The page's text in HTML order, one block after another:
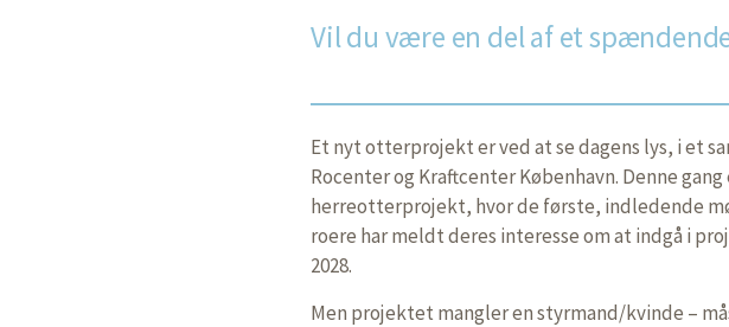
Vil du være en del af et
Et nyt otterprojekt er ved at se dagens lys, i et
Rocenter og Kraftcenter København. Denne
herreotterprojekt, hvor de første, indledende
roere har meldt deres interesse om at indgå i
2028.
Men projektet mangler en styrmand/kvinde –